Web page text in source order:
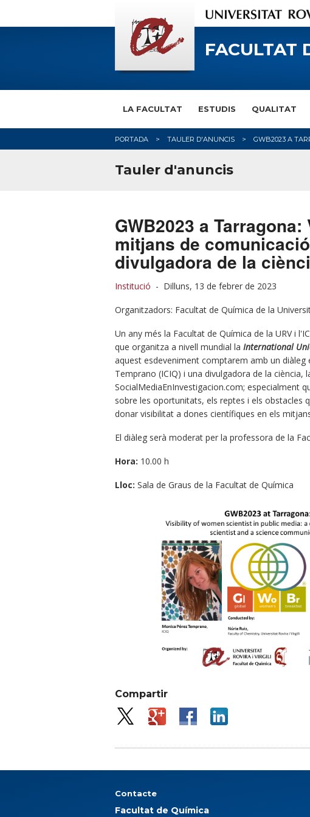
FACULTAT
LA FACULTAT ESTUDIS QUALITAT
PORTADA TAULER D'ANUNCIS GWB2023 A
Tauler d'anuncis
GWB2023 a
mitjans de
divulgadora de la
Institució - Dilluns, 13 de febrer de 2023
Organitzadors: Facultat de Química de la
Un any més la Facultat de Química de la URV i
que organitza a nivell mundial la International
aquest esdeveniment comptarem amb un
Temprano (ICIQ) i una divulgadora de la ciència,
SocialMediaEnInvestigacion.com; especialment
sobre les oportunitats, els reptes i els obstacles
donar visibilitat a dones científiques en els
El diàleg serà moderat per la professora de la
Hora: 10.00 h
Lloc: Sala de Graus de la Facultat de Química
Compartir
Contacte
Facultat de Química